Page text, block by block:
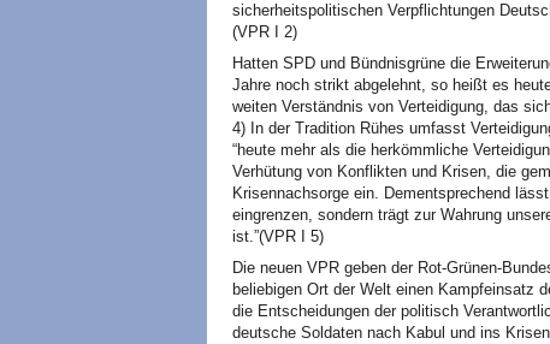
sicherheitspolitischen Verpflichtungen
(VPR I 2)
Hatten SPD und Bündnisgrüne die
Jahre noch strikt abgelehnt, so heißt es
weiten Verständnis von Verteidigung, das
4) In der Tradition Rühes umfasst
“heute mehr als die herkömmliche
Verhütung von Konflikten und Krisen, die
Krisennachsorge ein. Dementsprechend
eingrenzen, sondern trägt zur Wahrung
ist.”(VPR I 5)
Die neuen VPR geben der Rot-Grünen-
beliebigen Ort der Welt einen Kampfeinsatz
die Entscheidungen der politisch
deutsche Soldaten nach Kabul und ins